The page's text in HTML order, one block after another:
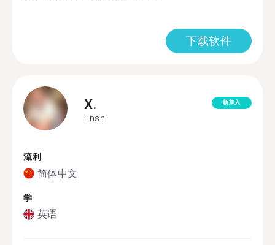
下载软件
X.
Enshi
新加入
流利
简体中文
学
英语